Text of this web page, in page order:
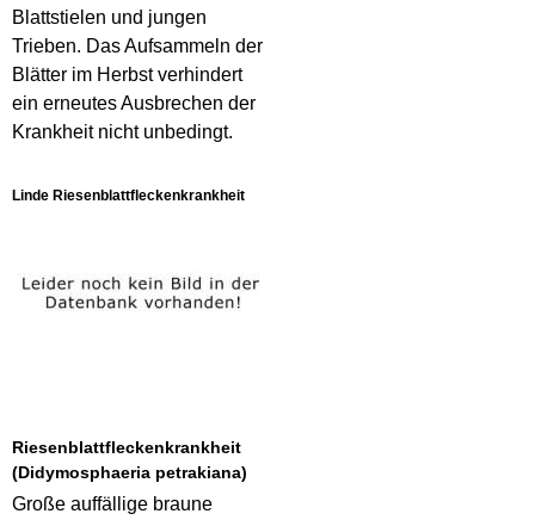
Blattstielen und jungen
Trieben. Das Aufsammeln der
Blätter im Herbst verhindert
ein erneutes Ausbrechen der
Krankheit nicht unbedingt.
Linde Riesenblattfleckenkrankheit
Riesenblattfleckenkrankheit
(Didymosphaeria petrakiana)
Große auffällige braune